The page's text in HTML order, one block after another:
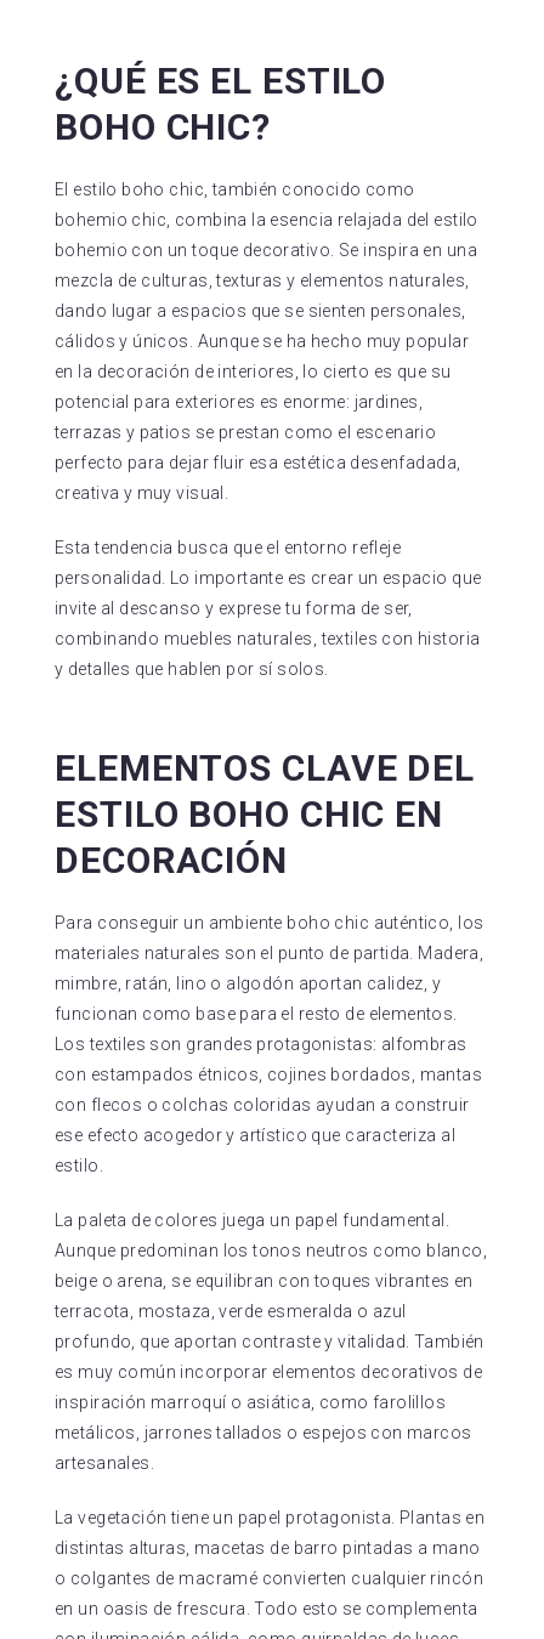
¿QUÉ ES EL ESTILO
BOHO CHIC?
El estilo boho chic, también conocido como
bohemio chic, combina la esencia relajada del estilo
bohemio con un toque decorativo. Se inspira en una
mezcla de culturas, texturas y elementos naturales,
dando lugar a espacios que se sienten personales,
cálidos y únicos. Aunque se ha hecho muy popular
en la decoración de interiores, lo cierto es que su
potencial para exteriores es enorme: jardines,
terrazas y patios se prestan como el escenario
perfecto para dejar fluir esa estética desenfadada,
creativa y muy visual.
Esta tendencia busca que el entorno refleje
personalidad. Lo importante es crear un espacio que
invite al descanso y exprese tu forma de ser,
combinando muebles naturales, textiles con historia
y detalles que hablen por sí solos.
ELEMENTOS CLAVE DEL
ESTILO BOHO CHIC EN
DECORACIÓN
Para conseguir un ambiente boho chic auténtico, los
materiales naturales son el punto de partida. Madera,
mimbre, ratán, lino o algodón aportan calidez, y
funcionan como base para el resto de elementos.
Los textiles son grandes protagonistas: alfombras
con estampados étnicos, cojines bordados, mantas
con flecos o colchas coloridas ayudan a construir
ese efecto acogedor y artístico que caracteriza al
estilo.
La paleta de colores juega un papel fundamental.
Aunque predominan los tonos neutros como blanco,
beige o arena, se equilibran con toques vibrantes en
terracota, mostaza, verde esmeralda o azul
profundo, que aportan contraste y vitalidad. También
es muy común incorporar elementos decorativos de
inspiración marroquí o asiática, como farolillos
metálicos, jarrones tallados o espejos con marcos
artesanales.
La vegetación tiene un papel protagonista. Plantas en
distintas alturas, macetas de barro pintadas a mano
o colgantes de macramé convierten cualquier rincón
en un oasis de frescura. Todo esto se complementa